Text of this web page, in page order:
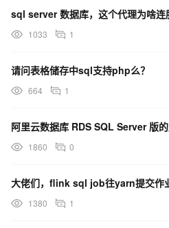
sql server 数据库，这个代理为啥连
1033 1
请问表格储存中sql支持php么？
664 1
1860 0
1380 1